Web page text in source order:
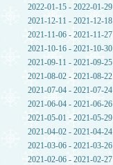
2022-01-15 - 2022-01-29
2021-12-11 - 2021-12-18
2021-11-06 - 2021-11-27
2021-10-16 - 2021-10-30
2021-09-11 - 2021-09-25
2021-08-02 - 2021-08-22
2021-07-04 - 2021-07-24
2021-06-04 - 2021-06-26
2021-05-01 - 2021-05-29
2021-04-02 - 2021-04-24
2021-03-06 - 2021-03-26
2021-02-06 - 2021-02-27